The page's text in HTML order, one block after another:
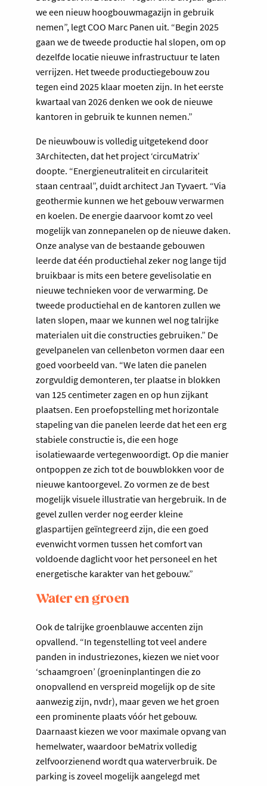
we een nieuw hoogbouwmagazijn in gebruik
nemen”, legt COO Marc Panen uit. “Begin 2025
gaan we de tweede productie hal slopen, om op
dezelfde locatie nieuwe infrastructuur te laten
verrijzen. Het tweede productiegebouw zou
tegen eind 2025 klaar moeten zijn. In het eerste
kwartaal van 2026 denken we ook de nieuwe
kantoren in gebruik te kunnen nemen.”
De nieuwbouw is volledig uitgetekend door
3Architecten, dat het project ‘circuMatrix’
doopte. “Energieneutraliteit en circulariteit
staan centraal”, duidt architect Jan Tyvaert. “Via
geothermie kunnen we het gebouw verwarmen
en koelen. De energie daarvoor komt zo veel
mogelijk van zonnepanelen op de nieuwe daken.
Onze analyse van de bestaande gebouwen
leerde dat één productiehal zeker nog lange tijd
bruikbaar is mits een betere gevelisolatie en
nieuwe technieken voor de verwarming. De
tweede productiehal en de kantoren zullen we
laten slopen, maar we kunnen wel nog talrijke
materialen uit die constructies gebruiken.” De
gevelpanelen van cellenbeton vormen daar een
goed voorbeeld van. “We laten die panelen
zorgvuldig demonteren, ter plaatse in blokken
van 125 centimeter zagen en op hun zijkant
plaatsen. Een proefopstelling met horizontale
stapeling van die panelen leerde dat het een erg
stabiele constructie is, die een hoge
isolatiewaarde vertegenwoordigt. Op die manier
ontpoppen ze zich tot de bouwblokken voor de
nieuwe kantoorgevel. Zo vormen ze de best
mogelijk visuele illustratie van hergebruik. In de
gevel zullen verder nog eerder kleine
glaspartijen geïntegreerd zijn, die een goed
evenwicht vormen tussen het comfort van
voldoende daglicht voor het personeel en het
energetische karakter van het gebouw.”
Water en groen
Ook de talrijke groenblauwe accenten zijn
opvallend. “In tegenstelling tot veel andere
panden in industriezones, kiezen we niet voor
‘schaamgroen’ (groeninplantingen die zo
onopvallend en verspreid mogelijk op de site
aanwezig zijn, nvdr), maar geven we het groen
een prominente plaats vóór het gebouw.
Daarnaast kiezen we voor maximale opvang van
hemelwater, waardoor beMatrix volledig
zelfvoorzienend wordt qua waterverbruik. De
parking is zoveel mogelijk aangelegd met